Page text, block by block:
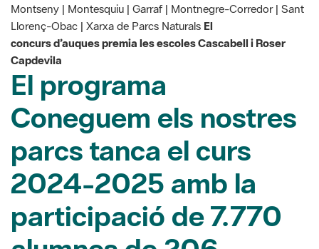
Capdevila
El programa
Coneguem els nostres
parcs tanca el curs
2024-2025 amb la
participació de 7.770
alumnes de 206
escoles